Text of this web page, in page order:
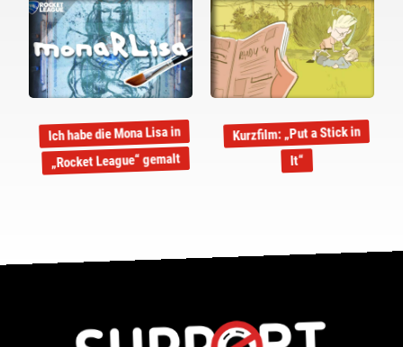
Ich habe die Mona Lisa in
„Rocket League“ gemalt
Kurzfilm: „Put a Stick in
It“